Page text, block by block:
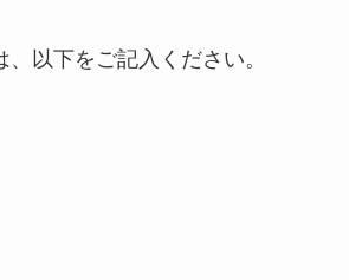
以下をご記入ください。